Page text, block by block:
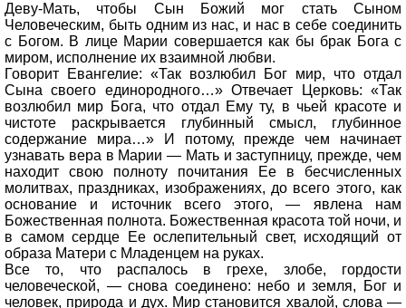
Деву-Мать, чтобы Сын Божий мог стать Сыном
Человеческим, быть одним из нас, и нас в себе соединить
с Богом. В лице Марии совершается как бы брак Бога с
миром, исполнение их взаимной любви.
Говорит Евангелие: «Так возлюбил Бог мир, что отдал
Сына своего единородного…» Отвечает Церковь: «Так
возлюбил мир Бога, что отдал Ему ту, в чьей красоте и
чистоте раскрывается глубинный смысл, глубинное
содержание мира…» И потому, прежде чем начинает
узнавать вера в Марии — Мать и заступницу, прежде, чем
находит свою полноту почитания Ее в бесчисленных
молитвах, праздниках, изображениях, до всего этого, как
основание и источник всего этого, — явлена нам
Божественная полнота. Божественная красота той ночи, и
в самом сердце Ее ослепительный свет, исходящий от
образа Матери с Младенцем на руках.
Все то, что распалось в грехе, злобе, гордости
человеческой, — снова соединено: небо и земля, Бог и
человек, природа и дух. Мир становится хвалой, слова —